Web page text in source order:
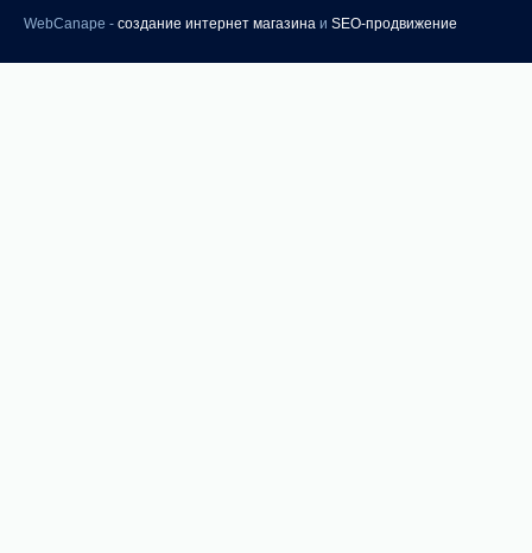
WebCanape - создание интернет магазина и SEO-продвижение